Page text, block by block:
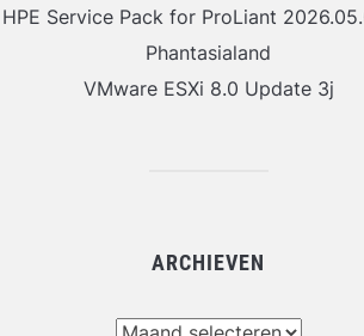
HPE Service Pack for ProLiant
Phantasialand
VMware ESXi 8.0 Update 3j
ARCHIEVEN